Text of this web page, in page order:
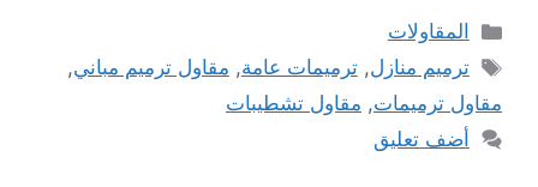
التصنيفات
المقاولات
الوسوم
ترميم منازل,ترميمات عامة, مقاول ترميم مباني,
مقاول ترميمات, مقاول تشطيبات
أضف تعليق